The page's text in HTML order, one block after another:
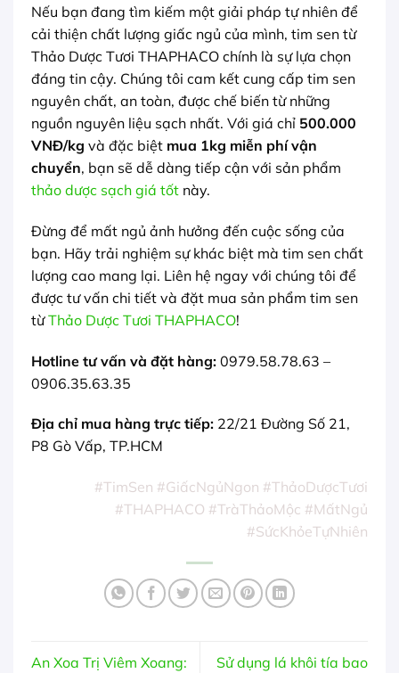
Nếu bạn đang tìm kiếm một giải pháp tự nhiên để
cải thiện chất lượng giấc ngủ của mình, tim sen từ
Thảo Dược Tươi THAPHACO chính là sự lựa chọn
đáng tin cậy. Chúng tôi cam kết cung cấp tim sen
nguyên chất, an toàn, được chế biến từ những
nguồn nguyên liệu sạch nhất. Với giá chỉ 500.000
VNĐ/kg và đặc biệt mua 1kg miễn phí vận
chuyển, bạn sẽ dễ dàng tiếp cận với sản phẩm
thảo dược sạch giá tốt này.
Đừng để mất ngủ ảnh hưởng đến cuộc sống của
bạn. Hãy trải nghiệm sự khác biệt mà tim sen chất
lượng cao mang lại. Liên hệ ngay với chúng tôi để
được tư vấn chi tiết và đặt mua sản phẩm tim sen
từThảo Dược Tươi THAPHACO!
Hotline tư vấn và đặt hàng: 0979.58.78.63 –
0906.35.63.35
Địa chỉ mua hàng trực tiếp: 22/21 Đường Số 21,
P8 Gò Vấp, TP.HCM
#TimSen #GiấcNgủNgon #ThảoDượcTươi
#THAPHACO #TràThảoMộc #MấtNgủ
#SứcKhỏeTựNhiên
An Xoa Trị Viêm Xoang:
Sử dụng lá khôi tía bao